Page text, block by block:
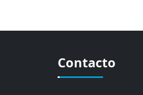
Contacto